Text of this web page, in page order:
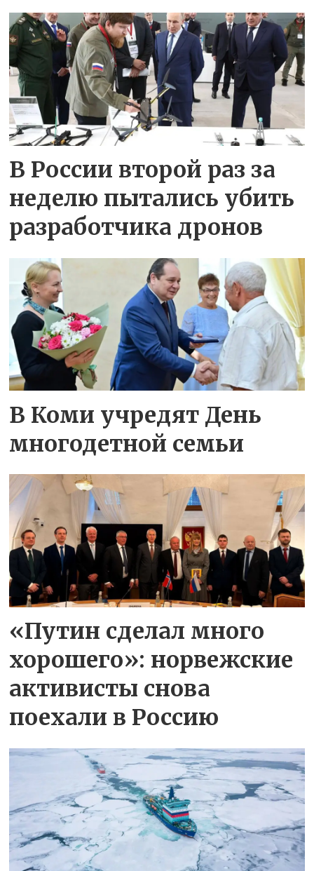
В России второй раз за
неделю пытались убить
разработчика дронов
В Коми учредят День
многодетной семьи
«Путин сделал много
хорошего»: норвежские
активисты снова
поехали в Россию